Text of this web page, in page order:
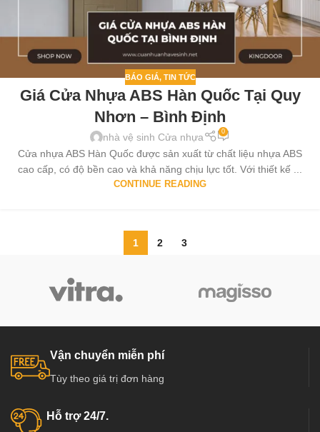
BÁO GIÁ, TIN TỨC
Giá Cửa Nhựa ABS Hàn Quốc Tại Quy
Nhơn – Bình Định
nhà vệ sinh Cửa nhựa 0
Cửa nhựa ABS Hàn Quốc được sản xuất từ chất liệu nhựa ABS
cao cấp, có độ bền cao và khả năng chịu lực tốt. Với thiết kế ...
CONTINUE READING
1 2 3
Vận chuyển miễn phí
Tùy theo giá trị đơn hàng
Hỗ trợ 24/7.